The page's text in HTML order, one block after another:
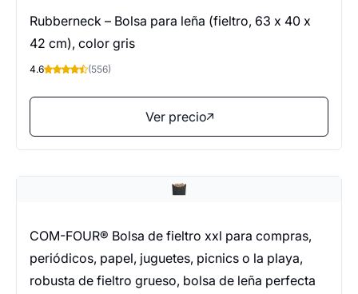
Rubberneck – Bolsa para leña (fieltro, 63 x 40 x
42 cm), color gris
4.6 (556)
Ver precio
COM-FOUR® Bolsa de fieltro xxl para compras,
periódicos, papel, juguetes, picnics o la playa,
robusta de fieltro grueso, bolsa de leña perfecta